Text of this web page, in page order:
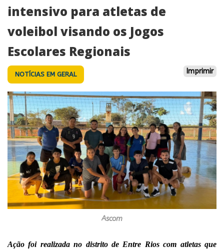
intensivo para atletas de
voleibol visando os Jogos
Escolares Regionais
NOTÍCIAS EM GERAL Imprimir
Ascom
Ação foi realizada no distrito de Entre Rios com atletas que